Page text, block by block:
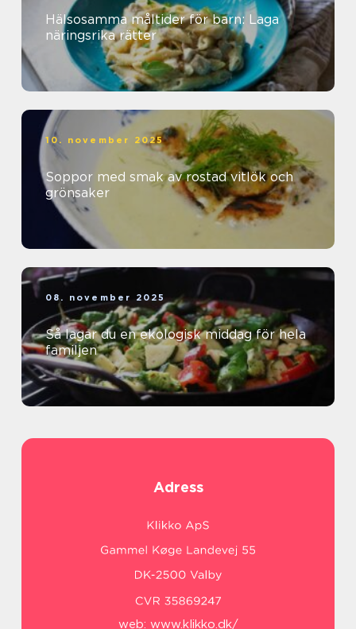
Hälsosamma måltider för barn: Laga
näringsrika rätter
10. november 2025
Soppor med smak av rostad vitlök och
grönsaker
08. november 2025
Så lagar du en ekologisk middag för hela
familjen
Adress
web: www.klikko.dk/